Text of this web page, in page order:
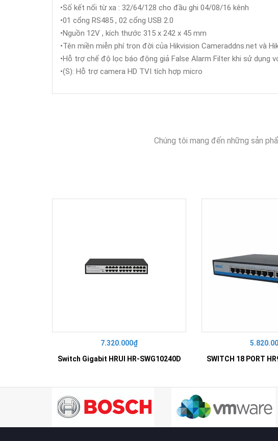
•Số kết nối từ xa : 32/64/128 cho đầu ghi 04/08/16 kênh
•01 cổng RS485 , 02 cổng USB 2.0
•Nguồn 12V , kích thước 315 x 242 x 45 mm
•Tên miền miễn phí trọn đời của Hikvision Cameraddns.net và
•Hỗ trợ chế độ lọc báo động giả False Alarm Filter khi sử dụng
•(S): Hỗ trợ camera HD TVI tích hợp micro
Chúng tôi mang đến những sản
7.320.000₫
Switch Gigabit HRUI HR-SWG10240D